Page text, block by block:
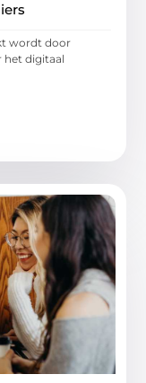
wordt door
het digitaal